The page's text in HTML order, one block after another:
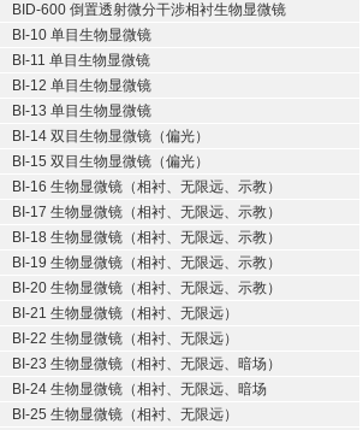
BID-600 倒置透射微分干涉相衬生物显微镜
BI-10 单目生物显微镜
BI-11 单目生物显微镜
BI-12 单目生物显微镜
BI-13 单目生物显微镜
BI-14 双目生物显微镜（偏光）
BI-15 双目生物显微镜（偏光）
BI-16 生物显微镜（相衬、无限远、示教）
BI-17 生物显微镜（相衬、无限远、示教）
BI-18 生物显微镜（相衬、无限远、示教）
BI-19 生物显微镜（相衬、无限远、示教）
BI-20 生物显微镜（相衬、无限远、示教）
BI-21 生物显微镜（相衬、无限远）
BI-22 生物显微镜（相衬、无限远）
BI-23 生物显微镜（相衬、无限远、暗场）
BI-24 生物显微镜（相衬、无限远、暗场
BI-25 生物显微镜（相衬、无限远）